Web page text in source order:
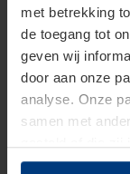
met betrekking
de toegang tot
geven wij
door aan onze
analyse. Onze
samen met
dienstverlening